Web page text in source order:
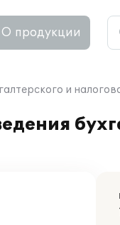
О продукции
и